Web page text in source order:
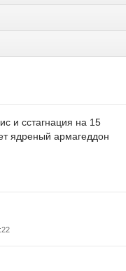
и сстагнация на 15
ядреный армагеддон